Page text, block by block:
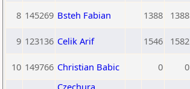
8 145269 Bsteh Fabian 1388 1388
9 123136 Celik Arif 1546 1582
10 149766 Christian Babic 0 0
Czechura